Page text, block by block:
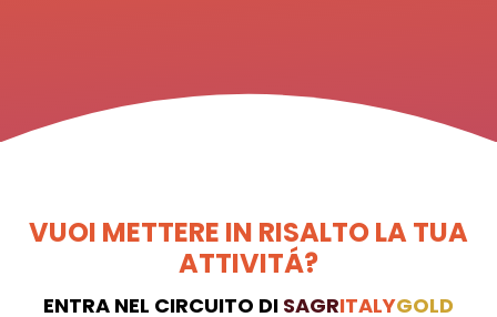
VUOI METTERE IN RISALTO LA TUA
ATTIVITÁ?
ENTRA NEL CIRCUITO DI SAGRITALYGOLD